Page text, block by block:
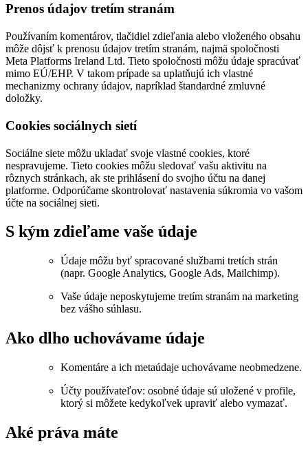
Prenos údajov tretím stranám
Používaním komentárov, tlačidiel zdieľania alebo vloženého obsahu
môže dôjsť k prenosu údajov tretím stranám, najmä spoločnosti
Meta Platforms Ireland Ltd. Tieto spoločnosti môžu údaje spracúvať
mimo EÚ/EHP. V takom prípade sa uplatňujú ich vlastné
mechanizmy ochrany údajov, napríklad štandardné zmluvné
doložky.
Cookies sociálnych sietí
Sociálne siete môžu ukladať svoje vlastné cookies, ktoré
nespravujeme. Tieto cookies môžu sledovať vašu aktivitu na
rôznych stránkach, ak ste prihlásení do svojho účtu na danej
platforme. Odporúčame skontrolovať nastavenia súkromia vo vašom
účte na sociálnej sieti.
S kým zdieľame vaše údaje
Údaje môžu byť spracované službami tretích strán
(napr. Google Analytics, Google Ads, Mailchimp).
Vaše údaje neposkytujeme tretím stranám na marketing
bez vášho súhlasu.
Ako dlho uchovávame údaje
Komentáre a ich metaúdaje uchovávame neobmedzene.
Účty používateľov: osobné údaje sú uložené v profile,
ktorý si môžete kedykoľvek upraviť alebo vymazať.
Aké práva máte